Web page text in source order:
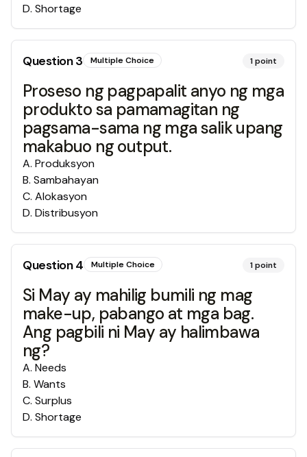
D. Shortage
Question3 Multiple Choice 1point
Proseso ng pagpapalit anyo ng mga
produkto sa pamamagitan ng
pagsama-sama ng mga salik upang
makabuo ng output.
A. Produksyon
B. Sambahayan
C. Alokasyon
D. Distribusyon
Question4 Multiple Choice 1point
Si May ay mahilig bumili ng mag
make-up, pabango at mga bag.
Ang pagbili ni May ay halimbawa
ng?
A. Needs
B. Wants
C. Surplus
D. Shortage